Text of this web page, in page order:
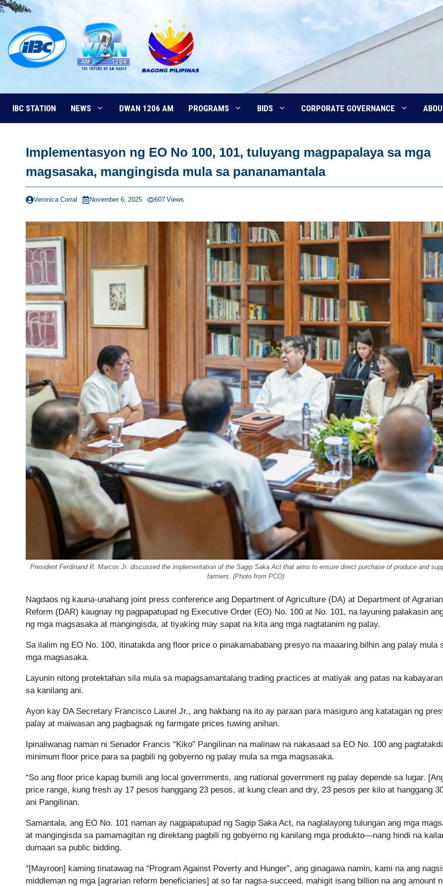
Skip
content
IBC STATION NEWS DWAN 1206 AM PROGRAMS BIDS CORPORATE GOVERNANCE
Implementasyon ng EO No 100, 101, tuluyang magpapalaya sa mga
magsasaka, mangingisda mula sa pananamantala
Veronica Corral November 6, 2025 607 Views
President Ferdinand R. Marcos Jr. discussed the implementation of the Sagip Saka Act that aims to ensure direct purchase of produce and
farmers. (Photo from PCO)
Nagdaos ng kauna-unahang joint press conference ang Department of Agriculture (DA) at Department of Agrarian
Reform (DAR) kaugnay ng pagpapatupad ng Executive Order (EO) No. 100 at No. 101, na layuning palakasin
ng mga magsasaka at mangingisda, at tiyaking may sapat na kita ang mga nagtatanim ng palay.
Sa ilalim ng EO No. 100, itinatakda ang floor price o pinakamababang presyo na maaaring bilhin ang palay mula
mga magsasaka.
Layunin nitong protektahan sila mula sa mapagsamantalang trading practices at matiyak ang patas na
sa kanilang ani.
Ayon kay DA Secretary Francisco Laurel Jr., ang hakbang na ito ay paraan para masiguro ang katatagan ng
palay at maiwasan ang pagbagsak ng farmgate prices tuwing anihan.
Ipinaliwanag naman ni Senador Francis “Kiko” Pangilinan na malinaw na nakasaad sa EO No. 100 ang
minimum floor price para sa pagbili ng gobyerno ng palay mula sa mga magsasaka.
“So ang floor price kapag bumili ang local governments, ang national government ng palay depende sa lugar.
price range, kung fresh ay 17 pesos hanggang 23 pesos, at kung clean and dry, 23 pesos per kilo at hanggang
ani Pangilinan.
Samantala, ang EO No. 101 naman ay nagpapatupad ng Sagip Saka Act, na naglalayong tulungan ang mga
at mangingisda sa pamamagitan ng direktang pagbili ng gobyerno ng kanilang mga produkto—nang hindi na
dumaan sa public bidding.
“[Mayroon] kaming tinatawag na “Program Against Poverty and Hunger”, ang ginagawa namin, kami na ang
middleman ng mga [agrarian reform beneficiaries] at so far nagsa-succeed, mahigit isang billion na ang amount